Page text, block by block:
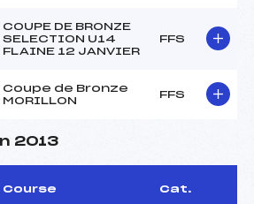
COUPE DE BRONZE
SELECTION U14
FLAINE 12 JANVIER
FFS
Coupe de Bronze
MORILLON
FFS
2013
Course Cat.